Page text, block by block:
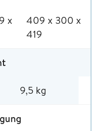
x
409 x 300 x
419
9,5 kg